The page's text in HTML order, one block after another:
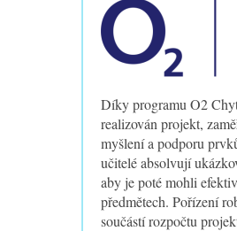
Díky programu O2
realizován projekt,
myšlení a podporu
učitelé absolvují
aby je poté mohli
předmětech. Pořízení
součástí rozpočtu